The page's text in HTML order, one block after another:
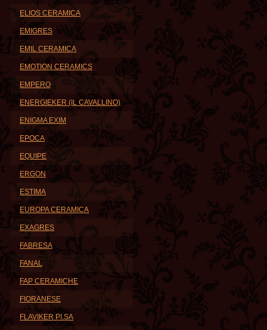
ELIOS CERAMICA
EMIGRES
EMIL CERAMICA
EMOTION CERAMICS
EMPERO
ENERGIEKER (IL CAVALLINO)
ENIGMA EXIM
EPOCA
EQUIPE
ERGON
ESTIMA
EUROPA CERAMICA
EXAGRES
FABRESA
FANAL
FAP CERAMICHE
FIORANESE
FLAVIKER PI.SA